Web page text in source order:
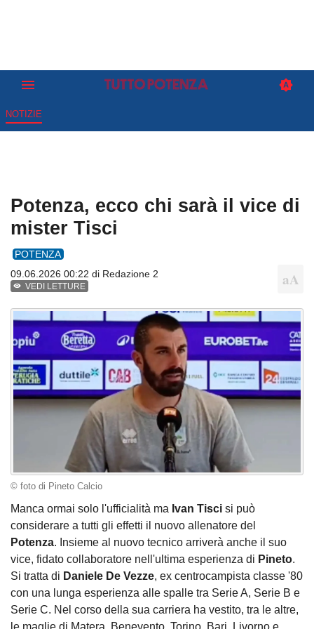
NOTIZIE
Potenza, ecco chi sarà il vice di
mister Tisci
POTENZA
09.06.2026 00:22 di Redazione 2
VEDI LETTURE
© foto di Pineto Calcio
Manca ormai solo l'ufficialità ma Ivan Tisci si può
considerare a tutti gli effetti il nuovo allenatore del
Potenza. Insieme al nuovo tecnico arriverà anche il suo
vice, fidato collaboratore nell'ultima esperienza di Pineto.
Si tratta di Daniele De Vezze, ex centrocampista classe '80
con una lunga esperienza alle spalle tra Serie A, Serie B e
Serie C. Nel corso della sua carriera ha vestito, tra le altre,
le maglie di Matera, Benevento, Torino, Bari, Livorno e